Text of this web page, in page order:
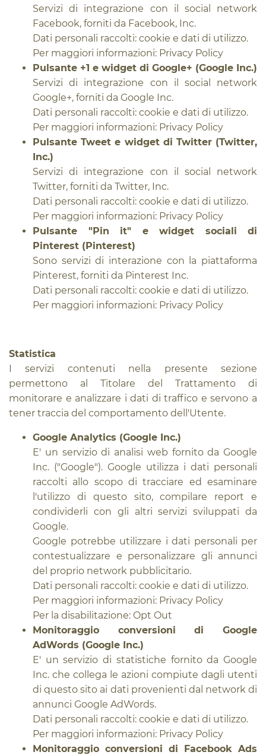
Servizi di integrazione con il social network
Facebook, forniti da Facebook, Inc.
Dati personali raccolti: cookie e dati di utilizzo.
Per maggiori informazioni: Privacy Policy
Pulsante +1 e widget di Google+ (Google Inc.)
Servizi di integrazione con il social network
Google+, forniti da Google Inc.
Dati personali raccolti: cookie e dati di utilizzo.
Per maggiori informazioni: Privacy Policy
Pulsante Tweet e widget di Twitter (Twitter,
Inc.)
Servizi di integrazione con il social network
Twitter, forniti da Twitter, Inc.
Dati personali raccolti: cookie e dati di utilizzo.
Per maggiori informazioni: Privacy Policy
Pulsante "Pin it" e widget sociali di
Pinterest (Pinterest)
Sono servizi di interazione con la piattaforma
Pinterest, forniti da Pinterest Inc.
Dati personali raccolti: cookie e dati di utilizzo.
Per maggiori informazioni: Privacy Policy
Statistica
I servizi contenuti nella presente sezione
permettono al Titolare del Trattamento di
monitorare e analizzare i dati di traffico e servono a
tener traccia del comportamento dell'Utente.
Google Analytics (Google Inc.)
E' un servizio di analisi web fornito da Google
Inc. ("Google"). Google utilizza i dati personali
raccolti allo scopo di tracciare ed esaminare
l'utilizzo di questo sito, compilare report e
condividerli con gli altri servizi sviluppati da
Google.
Google potrebbe utilizzare i dati personali per
contestualizzare e personalizzare gli annunci
del proprio network pubblicitario.
Dati personali raccolti: cookie e dati di utilizzo.
Per maggiori informazioni: Privacy Policy
Per la disabilitazione: Opt Out
Monitoraggio conversioni di Google
AdWords (Google Inc.)
E' un servizio di statistiche fornito da Google
Inc. che collega le azioni compiute dagli utenti
di questo sito ai dati provenienti dal network di
annunci Google AdWords.
Dati personali raccolti: cookie e dati di utilizzo.
Per maggiori informazioni: Privacy Policy
Monitoraggio conversioni di Facebook Ads